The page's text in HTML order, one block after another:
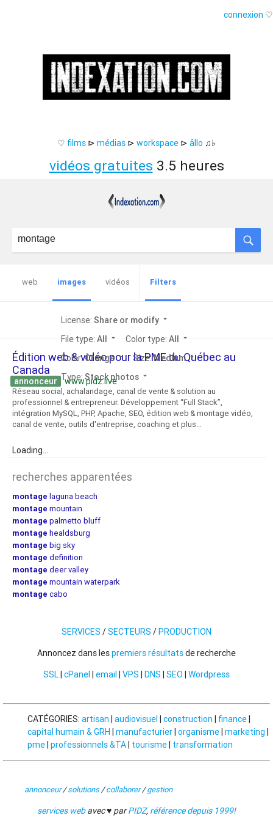
connexion ♡
♡ films ⊳ médias ⊳ workspace ⊳ âllo ♫♭
vidéos gratuites 3.5 heures
web images vidéos Filters
License: Share or modify arrow_drop_down
File type: All arrow_drop_down Color type: All arrow_drop_down
Color:Orange arrow_drop_down Size:Medium arrow_drop_down
Type:Stock photos arrow_drop_down
Édition web & vidéo pour la PME du Québec au
Canada
annonceur www.pidz.live
Réseau social, achalandage, canal de vente & solution au
professionnel & entrepreneur. Développement “Full Stack”,
intégration MySQL, PHP, Apache, SEO, édition web & montage vidéo,
canal de vente, outils d'entreprise, coaching et plus…
Loading...
recherches apparentées
montage laguna beach
montage mountain
montage palmetto bluff
montage healdsburg
montage big sky
montage definition
montage deer valley
montage mountain waterpark
montage cabo
SERVICES /SECTEURS /PRODUCTION
Annoncez dans lespremiers résultatsde recherche
SSL| cPanel | email | VPS | DNS | SEO | Wordpress
CATÉGORIES: artisan | audiovisuel | construction | finance|
capital humain & GRH | manufacturier| organisme| marketing |
pme| professionnels &TA| tourisme| transformation
annonceur/solutions/collaborer/gestion
services webavec ♥ parPIDZ, référence depuis 1999!